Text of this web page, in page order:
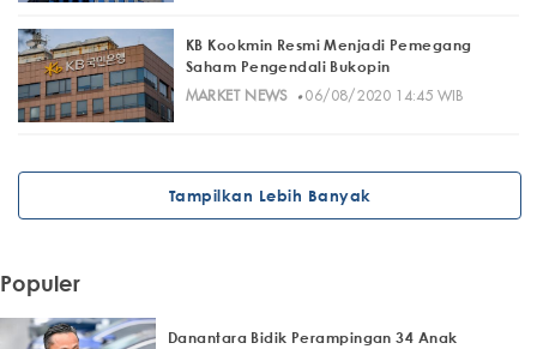
KB Kookmin Resmi Menjadi Pemegang
Saham Pengendali Bukopin
MARKET NEWS· 06/08/2020 14:45 WIB
Tampilkan Lebih Banyak
Populer
Danantara Bidik Perampingan 34 Anak